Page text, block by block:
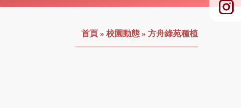
首頁 » 校園動態» 方舟綠苑種植